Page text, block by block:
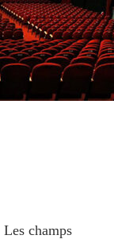
Les champs